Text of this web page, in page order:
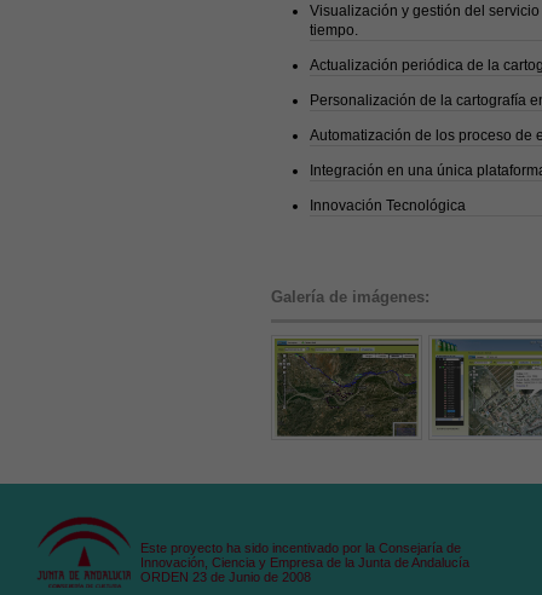
Visualización y gestión del
tiempo.
Actualización periódica de la
Personalización de la cartografía
Automatización de los proceso de
Integración en una única
Innovación Tecnológica
Galería de imágenes:
Este proyecto ha sido incentivado por la Consejaría de
Innovación, Ciencia y Empresa de la Junta de Andalucía
ORDEN 23 de Junio de 2008